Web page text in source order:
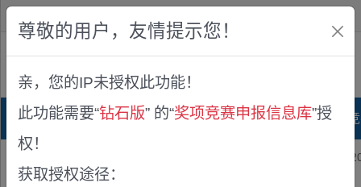
公众版
首页 科研项目库 项目指南库 奖项
> 国家重点研发计划“工业软件”重点专项
尊敬的用户，友情提示您！
亲，您的IP未授权此功能！
此功能需要“钻石版” 的“奖项竞赛申报信息库”授
权！
获取授权途径：